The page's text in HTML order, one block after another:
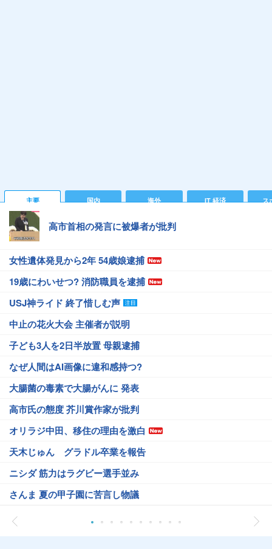
主要 国内 海外 IT 経済 ス
高市首相の発言に被爆者が批判
女性遺体発見から2年 54歳娘逮捕
19歳にわいせつ? 消防職員を逮捕
USJ神ライド 終了惜しむ声
中止の花火大会 主催者が説明
子ども3人を2日半放置 母親逮捕
なぜ人間はAI画像に違和感持つ?
大腸菌の毒素で大腸がんに 発表
高市氏の態度 芥川賞作家が批判
オリラジ中田、移住の理由を激白
天木じゅん グラドル卒業を報告
ニシダ 筋力はラグビー選手並み
さんま 夏の甲子園に苦言し物議